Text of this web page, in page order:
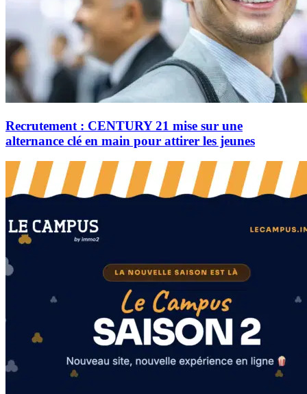
Recrutement : CENTURY 21 mise sur une
alternance clé en main pour attirer les jeunes